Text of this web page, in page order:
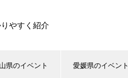
やすく紹介
県のイベント 愛媛県のイベント